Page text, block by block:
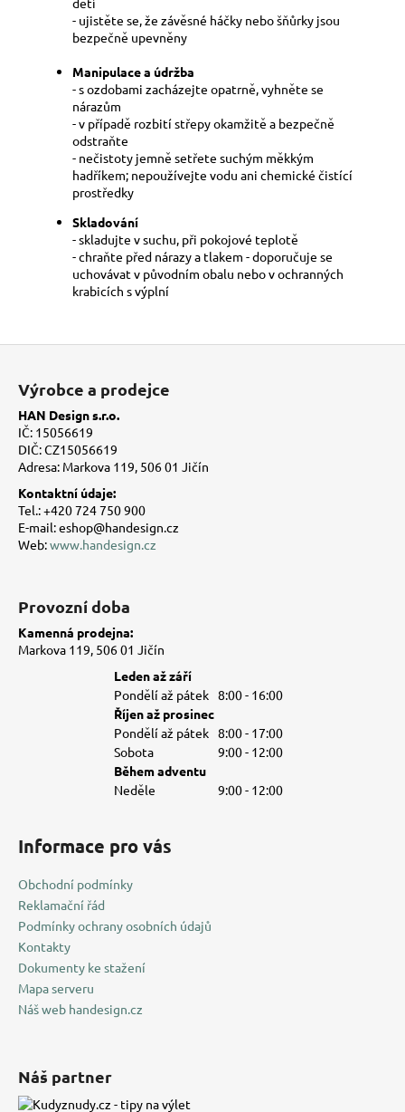
- ujistěte se, že závěsné háčky nebo šňůrky jsou
bezpečně upevněny
Manipulace a údržba
- s ozdobami zacházejte opatrně, vyhněte se
nárazům
- v případě rozbití střepy okamžitě a bezpečně
odstraňte
- nečistoty jemně setřete suchým měkkým
hadříkem; nepoužívejte vodu ani chemické čistící
prostředky
Skladování
- skladujte v suchu, při pokojové teplotě
- chraňte před nárazy a tlakem - doporučuje se
uchovávat v původním obalu nebo v ochranných
krabicích s výplní
Výrobce a prodejce
HAN Design s.r.o.
IČ: 15056619
DIČ: CZ15056619
Adresa: Markova 119, 506 01 Jičín
Kontaktní údaje:
Tel.: +420 724 750 900
E-mail: eshop@handesign.cz
Web:www.handesign.cz
Provozní doba
Kamenná prodejna:
Markova 119, 506 01 Jičín
Leden až září
Pondělí až pátek 8:00 - 16:00
Říjen až prosinec
Pondělí až pátek 8:00 - 17:00
Sobota
9:00 - 12:00
Během adventu
Neděle
9:00 - 12:00
Informace pro vás
Obchodní podmínky
Reklamační řád
Podmínky ochrany osobních údajů
Kontakty
Dokumenty ke stažení
Mapa serveru
Náš web handesign.cz
Náš partner